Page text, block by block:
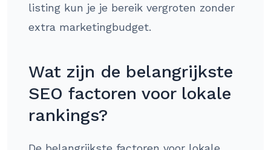
listing kun je je bereik vergroten zonder
extra marketingbudget.
Wat zijn de belangrijkste
SEO factoren voor lokale
rankings?